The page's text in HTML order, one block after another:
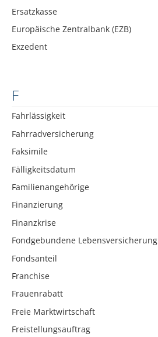
Ersatzkasse
Europäische Zentralbank (EZB)
Exzedent
F
Fahrlässigkeit
Fahrradversicherung
Faksimile
Fälligkeitsdatum
Familienangehörige
Finanzierung
Finanzkrise
Fondgebundene Lebensversicherung
Fondsanteil
Franchise
Frauenrabatt
Freie Marktwirtschaft
Freistellungsauftrag